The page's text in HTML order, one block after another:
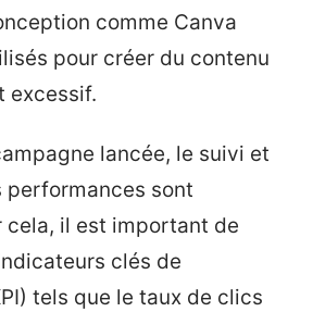
comme Canva
pour créer du contenu
excessif.
lancée, le suivi et
performances sont
cela, il est important de
clés de
tels que le taux de clics